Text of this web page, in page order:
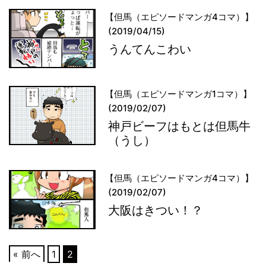
【但馬（エピソードマンガ4コマ）】
(2019/04/15)
うんてんこわい
【但馬（エピソードマンガ1コマ）】
(2019/02/07)
神戸ビーフはもとは但馬牛
（うし）
【但馬（エピソードマンガ4コマ）】
(2019/02/07)
大阪はきつい！？
« 前へ 1 2